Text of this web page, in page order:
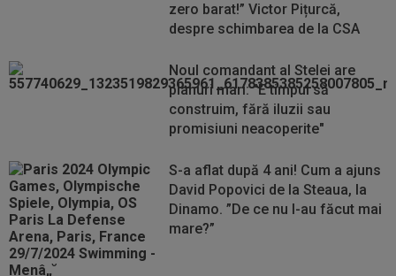
zero barat!” Victor Pițurcă,
despre schimbarea de la CSA
Noul comandant al Stelei are
planuri mari: "E timpul să
construim, fără iluzii sau
promisiuni neacoperite"
S-a aflat după 4 ani! Cum a ajuns
David Popovici de la Steaua, la
Dinamo. ”De ce nu l-au făcut mai
mare?”